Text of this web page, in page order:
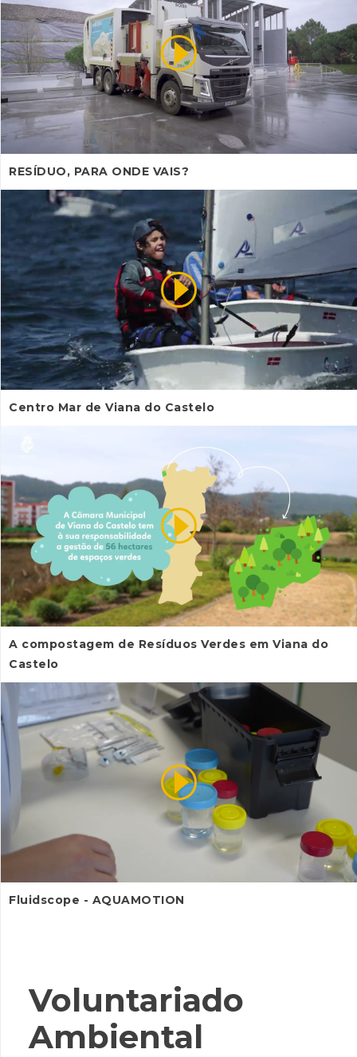
RESÍDUO, PARA ONDE VAIS?
Centro Mar de Viana do Castelo
A compostagem de Resíduos Verdes em Viana do
Castelo
Fluidscope - AQUAMOTION
Voluntariado
Ambiental